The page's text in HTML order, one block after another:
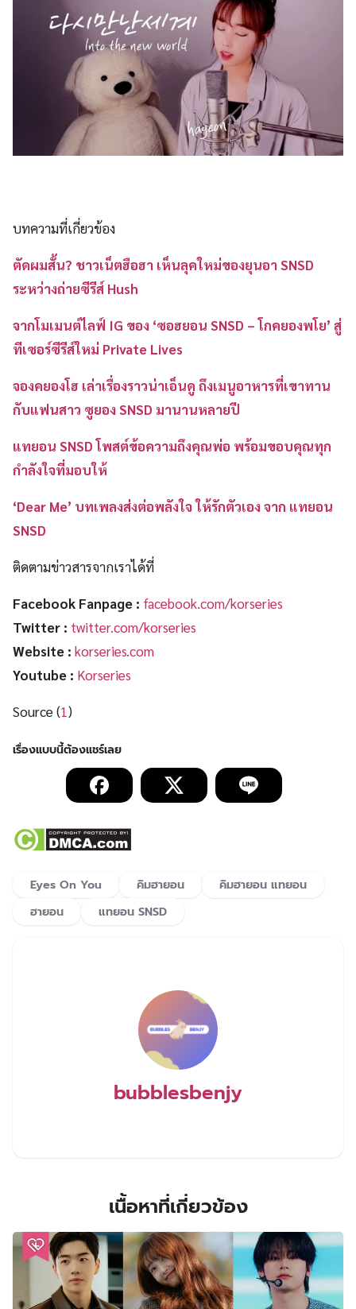
บทความที่เกี่ยวข้อง
ตัดผมสั้น? ชาวเน็ตฮือฮา เห็นลุคใหม่ของยุนอา SNSD
ระหว่างถ่ายซีรีส์ Hush
จากโมเมนต์ไลฟ์ IG ของ ‘ซอฮยอน SNSD – โกคยองพโย’ สู่
ทีเซอร์ซีรีส์ใหม่ Private Lives
จองคยองโฮ เล่าเรื่องราวน่าเอ็นดู ถึงเมนูอาหารที่เขาทาน
กับแฟนสาว ซูยอง SNSD มานานหลายปี
แทยอน SNSD โพสต์ข้อความถึงคุณพ่อ พร้อมขอบคุณทุก
กำลังใจที่มอบให้
‘Dear Me’ บทเพลงส่งต่อพลังใจ ให้รักตัวเอง จาก แทยอน
SNSD
ติดตามข่าวสารจากเราได้ที่
Facebook Fanpage : facebook.com/korseries
Twitter : twitter.com/korseries
Website : korseries.com
Youtube : Korseries
Source (1)
Eyes On You คิมฮายอน
คิมฮายอน แทยอน
ฮายอน
แทยอน SNSD
bubblesbenjy
เนื้อหาที่เกี่ยวข้อง